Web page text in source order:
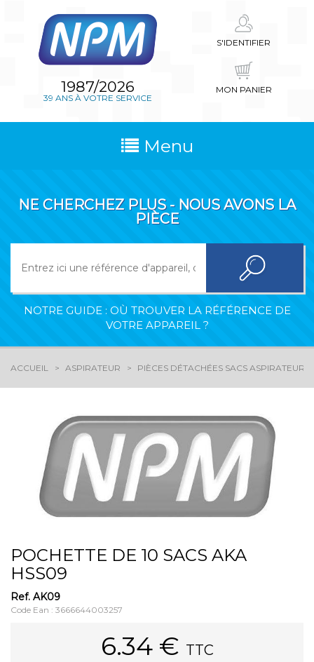
1987/2026
39 ANS À VOTRE SERVICE
S'IDENTIFIER
MON PANIER
Menu
NE CHERCHEZ PLUS - NOUS AVONS LA
PIÈCE
NOTRE GUIDE : OÙ TROUVER LA RÉFÉRENCE DE
VOTRE APPAREIL ?
ACCUEIL ASPIRATEUR PIÈCES DÉTACHÉES SACS ASPIRATEURS
POCHETTE DE 10 SACS AKA
HSS09
Ref. AK09
Code Ean : 3666644003257
6.34 € TTC